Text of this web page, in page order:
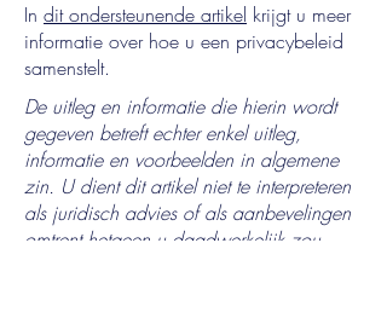
In dit ondersteunende artikel krijgt u meer
informatie over hoe u een privacybeleid
samenstelt.
De uitleg en informatie die hierin wordt
gegeven betreft echter enkel uitleg,
informatie en voorbeelden in algemene
zin. U dient dit artikel niet te interpreteren
als juridisch advies of als aanbevelingen
omtrent hetgeen u daadwerkelijk zou